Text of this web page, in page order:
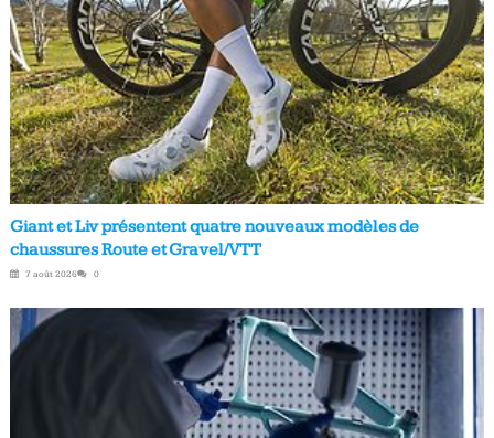
Giant et Liv présentent quatre nouveaux modèles de
chaussures Route et Gravel/VTT
7 août 2026 0